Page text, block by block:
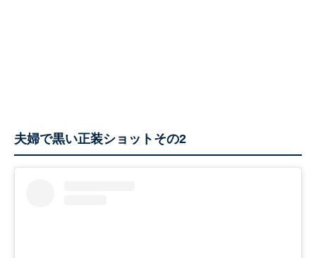
夫婦で黒い正装ショットその2